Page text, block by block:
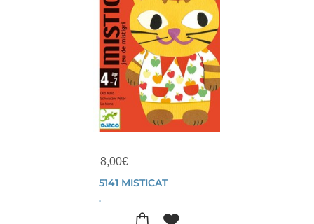
8,00€
5141 MISTICAT
.